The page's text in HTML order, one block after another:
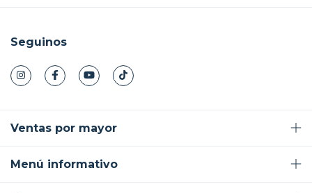
Seguinos
Ventas por mayor
Menú informativo